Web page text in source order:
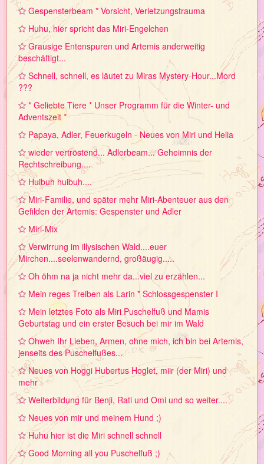
Gespensterbeam * Vorsicht, Verletzungstrauma
Huhu, hier spricht das Miri-Engelchen
Grausige Entenspuren und Artemis anderweitig
beschäftigt...
Schnell, schnell, es läutet zu Miras Mystery-Hour...Mord
???
* Geliebte Tiere * Unser Programm für die Winter- und
Adventszeit *
Papaya, Adler, Feuerkugeln - Neues von Miri und Helia
wieder vertröstend... Adlerbeam... Geheimnis der
Rechtschreibung....
Huibuh huibuh....
Miri-Familie, und später mehr Miri-Abenteuer aus den
Gefilden der Artemis: Gespenster und Adler
Miri-Mix
Verwirrung im illysischen Wald....euer
Mirchen....seelenwandernd, großäugig.....
Oh öhm na ja nicht mehr da...viel zu erzählen...
Mein reges Treiben als Larin * Schlossgespenster I
Mein letztes Foto als Miri Puschelfuß und Mamis
Geburtstag und ein erster Besuch bei mir im Wald
Ohweh Ihr Lieben, Armen, ohne mich, ich bin bei Artemis,
jenseits des Puschelfußes...
Neues von Hoggi Hubertus Hoglet, miir (der Miri) und
mehr
Weiterbildung für Benji, Rati und Omi und so weiter....
Neues von mir und meinem Hund ;)
Huhu hier ist die Miri schnell schnell
Good Morning all you Puschelfuß ;)